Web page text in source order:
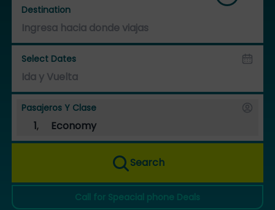
Destination
Select Dates
Pasajeros Y Clase
1, Economy
Search
Call for Speacial phone Deals